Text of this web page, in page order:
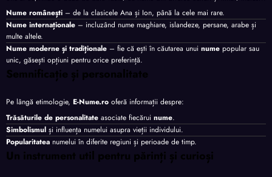
Nume românești – de la clasicele Ana și Ion, până la cele mai rare.
Nume internaționale – incluzând nume maghiare, islandeze, persane, arabe și
multe altele.
Nume moderne și tradiționale – fie că ești în căutarea unui nume popular sau
unic, găsești opțiuni pentru orice preferință.
Semnificație și personalitate
Pe lângă etimologie, E-Nume.ro oferă informații despre:
Trăsăturile de personalitate asociate fiecărui nume.
Simbolismul și influența numelui asupra vieții individului.
Popularitatea numelui în diferite regiuni și perioade de timp.
Un instrument util pentru părinți și curioși